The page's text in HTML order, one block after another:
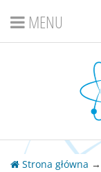
MENU
Strona główna →